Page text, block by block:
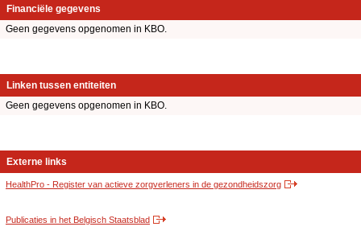
Financiële gegevens
Geen gegevens opgenomen in KBO.
Linken tussen entiteiten
Geen gegevens opgenomen in KBO.
Externe links
HealthPro - Register van actieve zorgverleners in de gezondheidszorg
Publicaties in het Belgisch Staatsblad